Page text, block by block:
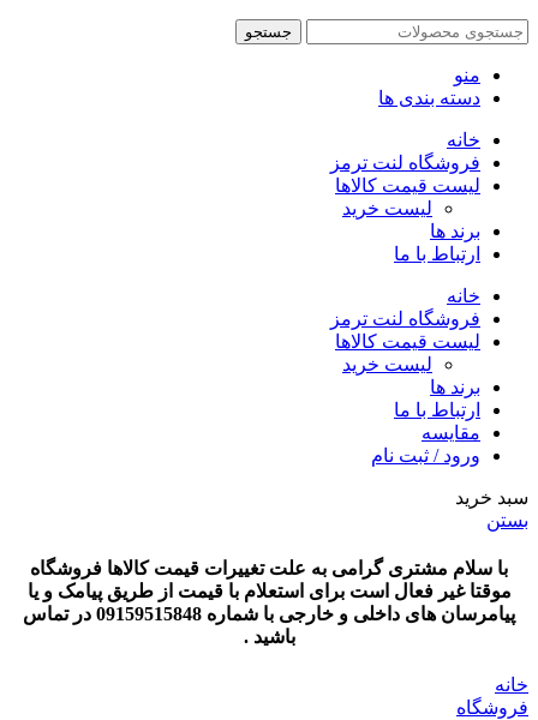
جستجو
منو
دسته بندی ها
خانه
فروشگاه لنت ترمز
لیست قیمت کالاها
لیست خرید
برند ها
ارتباط با ما
خانه
فروشگاه لنت ترمز
لیست قیمت کالاها
لیست خرید
برند ها
ارتباط با ما
مقایسه
ورود / ثبت نام
سبد خرید
بستن
با سلام مشتری گرامی به علت تغییرات قیمت کالاها فروشگاه
موقتا غیر فعال است برای استعلام با قیمت از طریق پیامک و یا
پیامرسان های داخلی و خارجی با شماره 09159515848 در تماس
باشید .
خانه
فروشگاه